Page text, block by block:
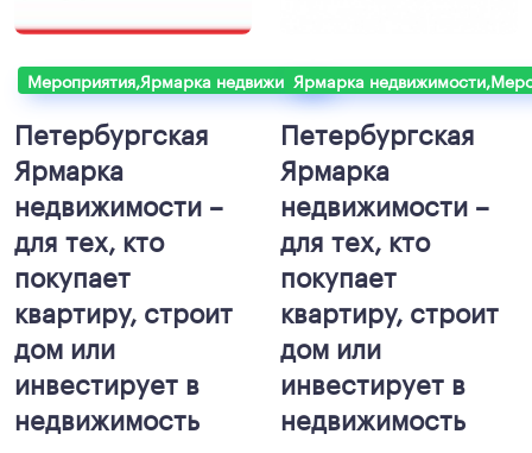
Мероприятия,Ярмарка недвижимости
Петербургская
Ярмарка
недвижимости –
для тех, кто
покупает
квартиру, строит
дом или
инвестирует в
недвижимость
Ярмарка
Петербургская
Ярмарка
недвижимости –
для тех, кто
покупает
квартиру, строит
дом или
инвестирует в
недвижимость